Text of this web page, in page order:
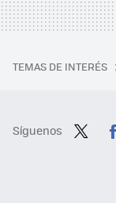
TEMAS DE INTERÉS
Síguenos